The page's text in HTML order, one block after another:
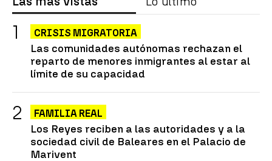
CRISIS MIGRATORIA
Las comunidades autónomas rechazan el
reparto de menores inmigrantes al estar al
límite de su capacidad
FAMILIA REAL
Los Reyes reciben a las autoridades y a la
sociedad civil de Baleares en el Palacio de
Marivent